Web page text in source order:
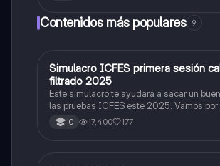
Contenidos más populares 9
ICFES: Matemáticas
Simulacro ICFES primera sesión
filtrado 2025
Este simulacro te ayudará a sacar un
las pruebas ICFES este 2025. Vamos por
500/500. Y poder ser admitido en la
quieras, estudiar la carrera que quieres y
10 17,400 177